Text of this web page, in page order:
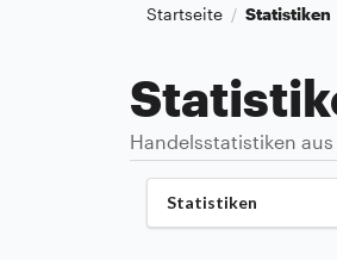
Startseite / Statistiken
Handelsstatistiken
Statistiken